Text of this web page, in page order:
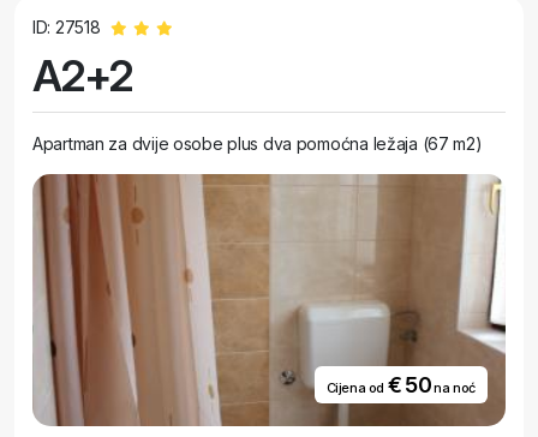
ID: 27518
A2+2
Apartman za dvije osobe plus dva pomoćna ležaja (67 m2)
Cijena od € 50na noć